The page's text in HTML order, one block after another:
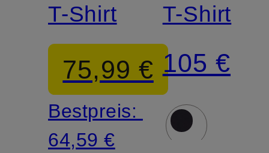
T-Shirt
75,99 €
Bestpreis:
64,59 €
T-Shirt
105 €